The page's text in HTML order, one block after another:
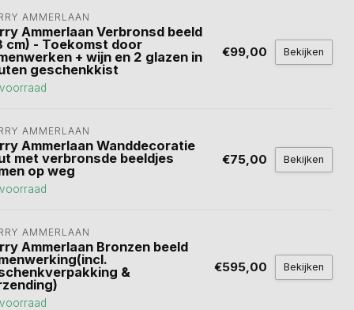
AMMERLAAN
Ammerlaan Verbronsd beeld
cm) - Toekomst door
+ wijn en 2 glazen in
geschenkkist
€99,00 Bekijken
AMMERLAAN
Ammerlaan Wanddecoratie
met verbronsde beeldjes
op weg
€75,00 Bekijken
AMMERLAAN
Ammerlaan Bronzen beeld
&
€595,00 Bekijken